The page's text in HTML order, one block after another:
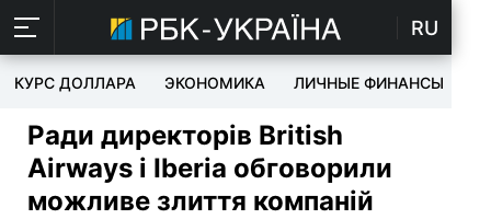
RU
КУРС ДОЛЛАРА ЭКОНОМИКА ЛИЧНЫЕ ФИНАНСЫ
Ради директорів British
Airways і Iberia обговорили
можливе злиття компаній